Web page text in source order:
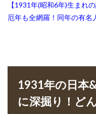
【1931年(昭和6年)生まれ
厄年も全網羅！同年の有名
1931年の日本
に深掘り！ど